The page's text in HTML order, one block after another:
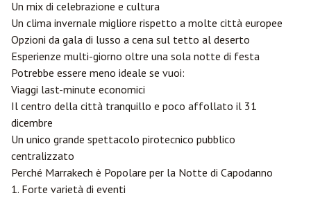
Un mix di celebrazione e cultura
Un clima invernale migliore rispetto a molte città europee
Opzioni da gala di lusso a cena sul tetto al deserto
Esperienze multi-giorno oltre una sola notte di festa
Potrebbe essere meno ideale se vuoi:
Viaggi last-minute economici
Il centro della città tranquillo e poco affollato il 31
dicembre
Un unico grande spettacolo pirotecnico pubblico
centralizzato
Perché Marrakech è Popolare per la Notte di Capodanno
1. Forte varietà di eventi